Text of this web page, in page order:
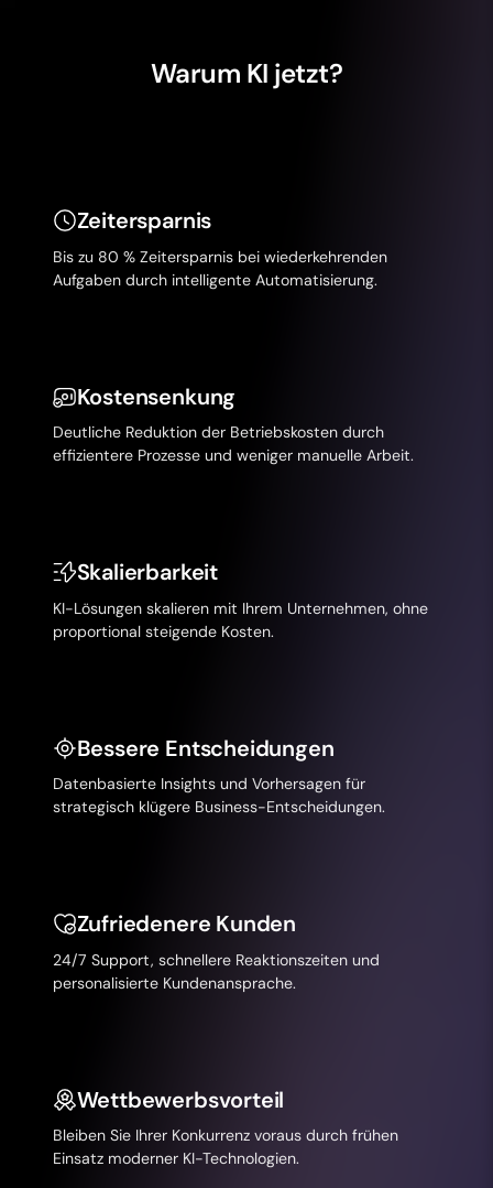
Warum KI jetzt?
Zeitersparnis
Bis zu 80 % Zeitersparnis bei wiederkehrenden
Aufgaben durch intelligente Automatisierung.
Kostensenkung
Deutliche Reduktion der Betriebskosten durch
effizientere Prozesse und weniger manuelle Arbeit.
Skalierbarkeit
KI-Lösungen skalieren mit Ihrem Unternehmen, ohne
proportional steigende Kosten.
Bessere Entscheidungen
Datenbasierte Insights und Vorhersagen für
strategisch klügere Business-Entscheidungen.
Zufriedenere Kunden
24/7 Support, schnellere Reaktionszeiten und
personalisierte Kundenansprache.
Wettbewerbsvorteil
Bleiben Sie Ihrer Konkurrenz voraus durch frühen
Einsatz moderner KI-Technologien.